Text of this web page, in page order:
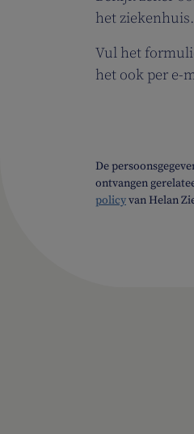
het ziekenhuis.
Vul het
het ook per e-
De
ontvangen
policyvan Helan